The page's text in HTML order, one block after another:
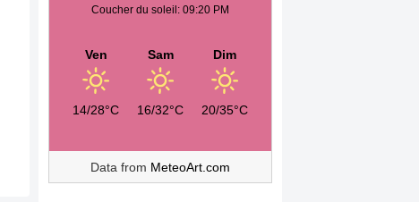
Coucher du soleil: 09:20 PM
Ven
14/28°C
Sam
16/32°C
Dim
20/35°C
Data from MeteoArt.com